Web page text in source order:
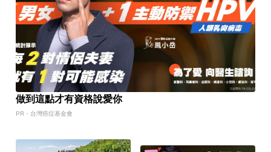
做到這點才有資格說愛你
PR・台灣癌症基金會